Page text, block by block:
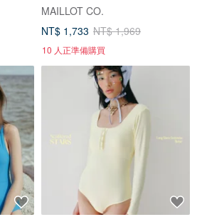
MAILLOT CO.
NT$ 1,733 NT$ 1,969
10 人正準備購買